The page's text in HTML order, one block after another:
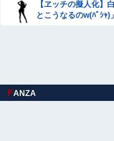
【ヱッチの擬人化】
とこうなるのw(ﾊﾟｼｬ
FANZA